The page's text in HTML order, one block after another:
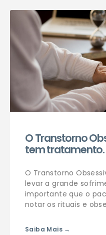
Agendar consulta
O Transtorno
tem tratamento.
O Transtorno
levar a grande
importante que o
notar os rituais e
Saiba Mais →